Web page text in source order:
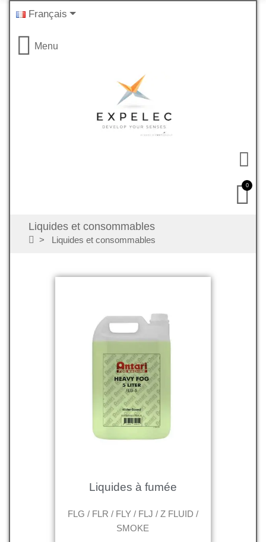
Français
Menu
0
Liquides et consommables
Liquides et consommables
Liquides à fumée
FLG / FLR / FLY / FLJ / Z FLUID /
SMOKE